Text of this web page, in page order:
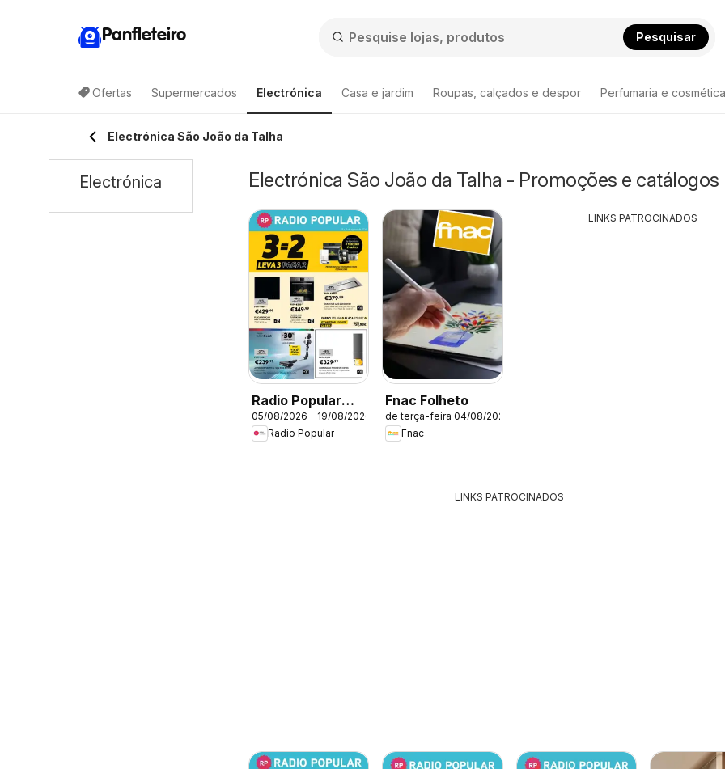
Panfleteiro Pesquisar
Ofertas Supermercados Electrónica Casa e jardim Roupas, calçados e despor Perfumaria e cosmética
Electrónica São João da Talha
Electrónica São João da Talha - Promoções e catálogos
Radio Popular
Leva 3 Paga 2
05/08/2026 - 19/08/2026
Radio Popular
Fnac Folheto
de terça-feira 04/08/2026
Fnac
LINKS PATROCINADOS
LINKS PATROCINADOS
Electrónica